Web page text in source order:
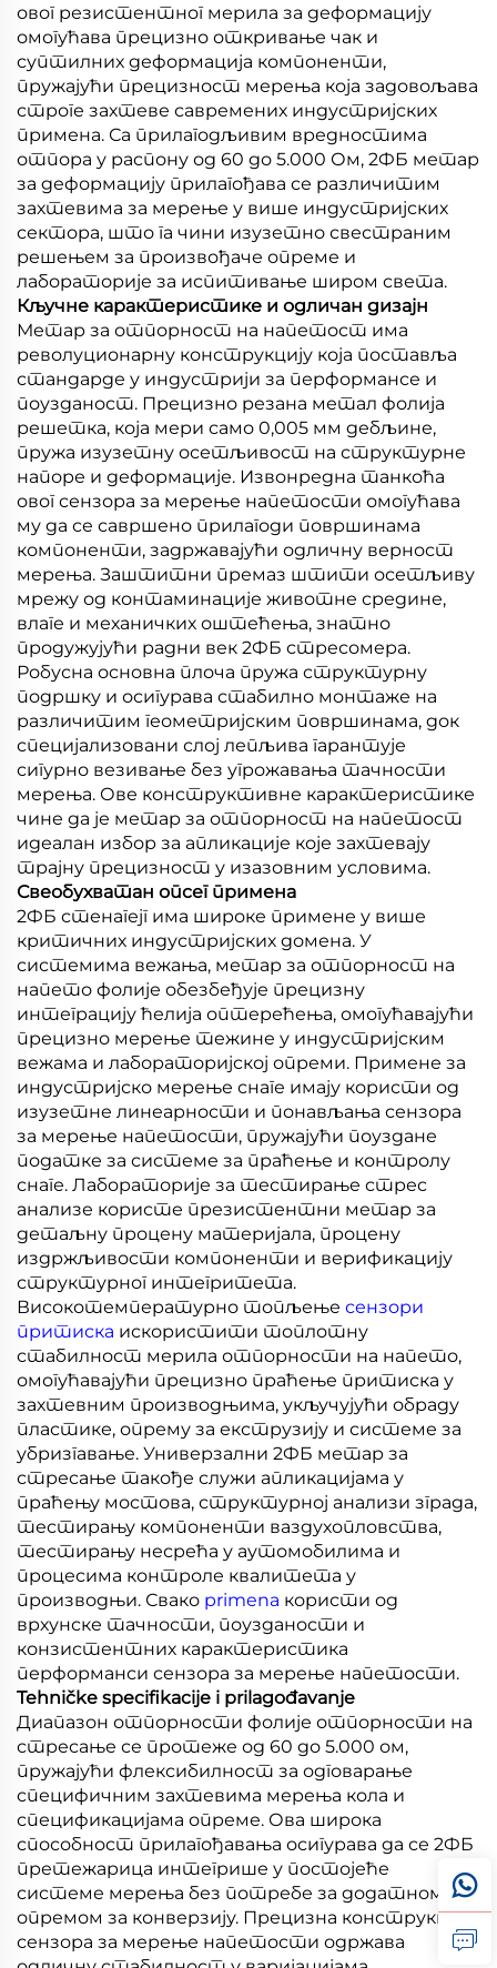
овог резистентног мерила за деформацију
омогућава прецизно откривање чак и
суптилних деформација компоненти,
пружајући прецизност мерења која задовољава
строге захтеве савремених индустријских
примена. Са прилагодљивим вредностима
отпора у распону од 60 до 5.000 Ом, 2ФБ метар
за деформацију прилагођава се различитим
захтевима за мерење у више индустријских
сектора, што га чини изузетно свестраним
решењем за произвођаче опреме и
лабораторије за испитивање широм света.
Кључне карактеристике и одличан дизајн
Метар за отпорност на напетост има
револуционарну конструкцију која поставља
стандарде у индустрији за перформансе и
поузданост. Прецизно резана метал фолија
решетка, која мери само 0,005 мм дебљине,
пружа изузетну осетљивост на структурне
напоре и деформације. Извонредна танкоћа
овог сензора за мерење напетости омогућава
му да се савршено прилагоди површинама
компоненти, задржавајући одличну верност
мерења. Заштитни премаз штити осетљиву
мрежу од контаминације животне средине,
влаге и механичких оштећења, знатно
продужујући радни век 2ФБ стресомера.
Робусна основна плоча пружа структурну
подршку и осигурава стабилно монтаже на
различитим геометријским површинама, док
специјализовани слој лепљива гарантује
сигурно везивање без угрожавања тачности
мерења. Ове конструктивне карактеристике
чине да је метар за отпорност на напетост
идеалан избор за апликације које захтевају
трајну прецизност у изазовним условима.
Свеобухватан опсег примена
2ФБ стенагејг има широке примене у више
критичних индустријских домена. У
системима вежања, метар за отпорност на
напето фолије обезбеђује прецизну
интеграцију ћелија оптерећења, омогућавајући
прецизно мерење тежине у индустријским
вежама и лабораторијској опреми. Примене за
индустријско мерење снаге имају користи од
изузетне линеарности и понављања сензора
за мерење напетости, пружајући поуздане
податке за системе за праћење и контролу
снаге. Лабораторије за тестирање стрес
анализе користе презистентни метар за
детаљну процену материјала, процену
издржљивости компоненти и верификацију
структурног интегритета.
Високотемпературно топљење сензори
притиска искористити топлотну
стабилност мерила отпорности на напето,
омогућавајући прецизно праћење притиска у
захтевним производњима, укључујући обраду
пластике, опрему за екструзију и системе за
убризгавање. Универзални 2ФБ метар за
стресање такође служи апликацијама у
праћењу мостова, структурној анализи зграда,
тестирању компоненти ваздухопловства,
тестирању несрећа у аутомобилима и
процесима контроле квалитета у
производњи. Свако primena користи од
врхунске тачности, поузданости и
конзистентних карактеристика
перформанси сензора за мерење напетости.
Tehničke specifikacije i prilagođavanje
Диапазон отпорности фолије отпорности на
стресање се протеже од 60 до 5.000 ом,
пружајући флексибилност за одговарање
специфичним захтевима мерења кола и
спецификацијама опреме. Ова широка
способност прилагођавања осигурава да се 2ФБ
претежарица интегрише у постојеће
системе мерења без потребе за додатном
опремом за конверзију. Прецизна конструкција
сензора за мерење напетости одржава